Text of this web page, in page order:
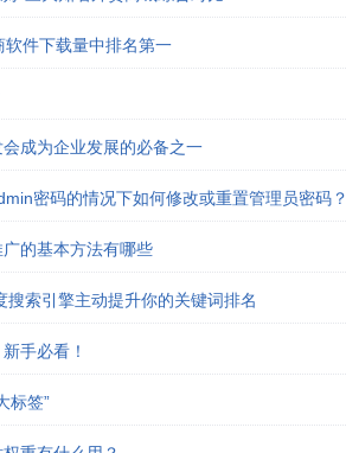
件下载量中排名第一
成为企业发展的必备之一
密码的情况下如何修改或重置管理员密码？
的基本方法有哪些
索引擎主动提升你的关键词排名
手必看！
标签”